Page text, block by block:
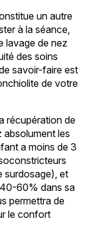
un autre
à la séance,
lavage de nez
des soins
savoir-faire est
de votre
récupération de
les
a moins de 3
surdosage), et
60% dans sa
permettra de
le confort